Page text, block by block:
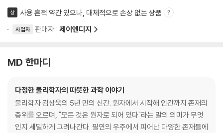
상 사용 흔적 약간 있으나, 대체적으로 손상 없는 상품
사업자 판매자 : 제이앤디지
MD 한마디
다정한 물리학자의 따뜻한 과학 이야기
물리학자 김상욱의 5년 만의 신간. 원자에서 시작해 인간까지 존재의
층위를 오르며, "모든 것은 원자로 되어 있다"라는 말의 의미가 무엇
인지 세밀하게 그려나간다. 필연의 우주에서 피어난 다양한 존재들에